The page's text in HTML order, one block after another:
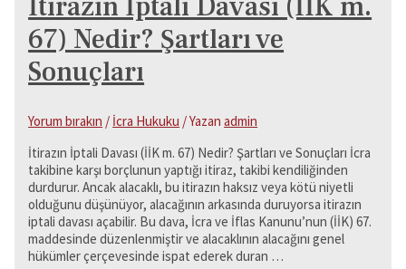
67) Nedir? Şartları ve
Sonuçları
Yorum bırakın / İcra Hukuku / Yazan admin
İtirazın İptali Davası (İİK m. 67) Nedir? Şartları ve Sonuçları İcra
takibine karşı borçlunun yaptığı itiraz, takibi kendiliğinden
durdurur. Ancak alacaklı, bu itirazın haksız veya kötü niyetli
olduğunu düşünüyor, alacağının arkasında duruyorsa itirazın
iptali davası açabilir. Bu dava, İcra ve İflas Kanunu’nun (İİK) 67.
maddesinde düzenlenmiştir ve alacaklının alacağını genel
hükümler çerçevesinde ispat ederek duran …